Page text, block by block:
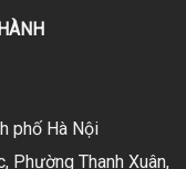
phố Hà Nội
Phường Thanh Xuân,